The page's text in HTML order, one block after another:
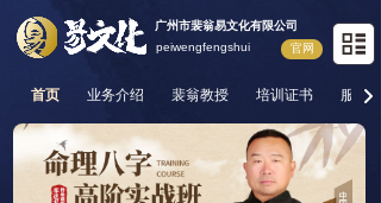
首页 业务介绍 裴翁教授 培训证书 服务项
广州市裴翁易文化有限公司
peiwengfengshui
官网